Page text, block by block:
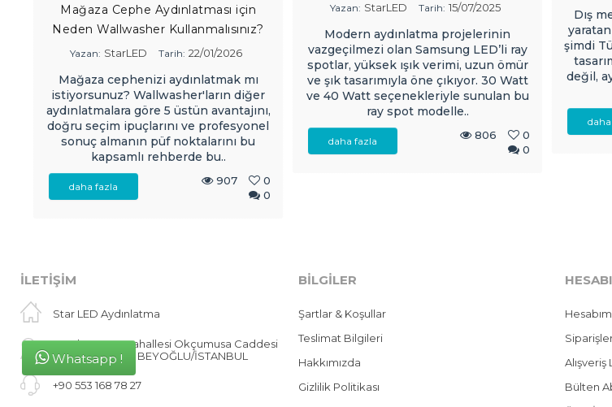
Whatsapp !
Mağaza Cephe Aydınlatması için
Neden Wallwasher Kullanmalısınız?
Yazan: StarLED Tarih: 22/01/2026
Mağaza cephenizi aydınlatmak mı
istiyorsunuz? Wallwasher'ların diğer
aydınlatmalara göre 5 üstün avantajını,
doğru seçim ipuçlarını ve profesyonel
sonuç almanın püf noktalarını bu
kapsamlı rehberde bu..
daha fazla 907
0
0
Yazan: StarLED Tarih: 15/07/2025
Modern aydınlatma projelerinin
vazgeçilmezi olan Samsung LED’li ray
spotlar, yüksek ışık verimi, uzun ömür
ve şık tasarımıyla öne çıkıyor. 30 Watt
ve 40 Watt seçenekleriyle sunulan bu
ray spot modelle..
daha fazla 806
0
0
Dış
şimdi
değil,
İLETIŞIM
Star LED Aydınlatma
Emekyemez Mahallesi Okçumusa Caddesi
Tutsak No: 19/59 BEYOĞLU/İSTANBUL
+90 553 168 78 27
BILGILER
Şartlar & Koşullar
Teslimat Bilgileri
Hakkımızda
Gizlilik Politikası
Hesabım
Alışveriş
Bülten